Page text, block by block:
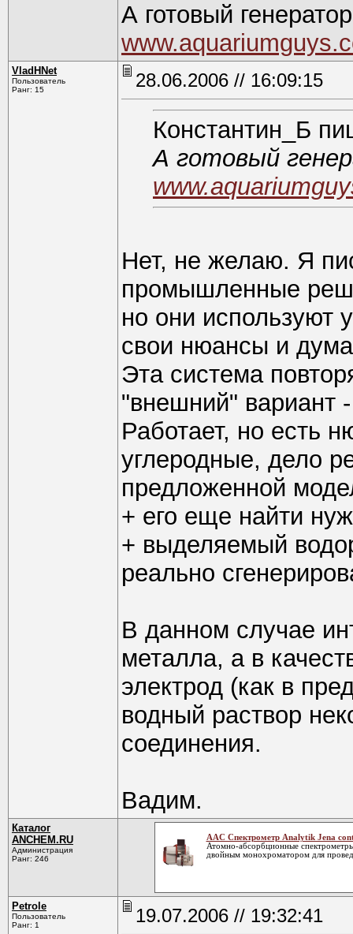
А готовый
VladHNet
Пользователь
Ранг: 15
28.06.2006 // 16:09:15
Константин_Б
А готовый
Нет, не желаю. Я
промышленные
но они используют
свои нюансы и
Эта система
"внешний" вариант
Работает, но есть
углеродные, дело
предложенной
+ его еще найти
+ выделяемый
реально
В данном случае
металла, а в
электрод (как в
водный раствор
соединения.
Вадим.
Каталог
ANCHEM.RU
Администрация
Ранг: 246
AAC Спектрометр Analytik Jena
Атомно-абсорбционные
двойным монохроматором для
Petrole
Пользователь
Ранг: 1
19.07.2006 // 19:32:41